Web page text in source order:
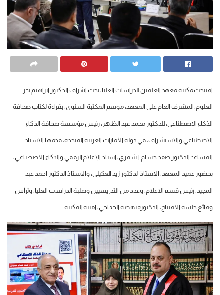
افتتحت مكتبة معهد العلمين للدراسات العليا، تحت اشراف الدكتور ابراهيم بحر
العلوم، المشرف العام على المعهد، موسم المكتبة السنوي، بقراءة لكتاب صحافة
الذكاء الاصطناعي، للدكتور محمد عبد الظاهر، رئيس مؤسسة صحافة الذكاء
الاصطناعي والاستشراف، في دولة الأمارات العربية المتحدة، قدمها الاستاذ
المساعد الدكتور صفد حسام الشمري، استاذ الإعلام الرقمي والذكاء الاصطناعي،
بحضور عميد المعهد، الاستاذ الدكتور زيد العكيلي، والاستاذ الدكتور احمد عبد
المجيد، رئيس قسم الاعلام، وعدد من التدريسيين وطلبة الدراسات العليا، وترأس
وقائع جلسة الافتتاح، الدكتورة نهضة الخفاجي، امينة المكتبة.